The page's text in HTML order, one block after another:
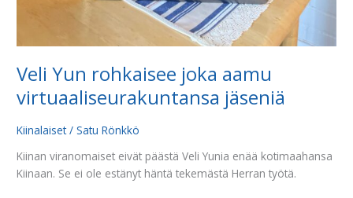
Veli Yun rohkaisee joka aamu
virtuaaliseurakuntansa jäseniä
Kiinalaiset/Satu Rönkkö
Kiinan viranomaiset eivät päästä Veli Yunia enää kotimaahansa
Kiinaan. Se ei ole estänyt häntä tekemästä Herran työtä.